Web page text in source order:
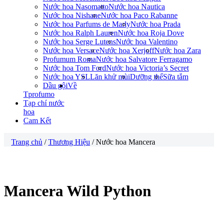
Nước hoa NasomattoNước hoa Nautica
Nước hoa NishaneNước hoa Paco Rabanne
Nước hoa Parfums de MarlyNước hoa Prada
Nước hoa Ralph LaurenNước hoa Roja Dove
Nước hoa Serge LutensNước hoa Valentino
Nước hoa VersaceNước hoa XerjoffNước hoa Zara
Profumum RomaNước hoa Salvatore Ferragamo
Nước hoa Tom FordNước hoa Victoria’s Secret
Nước hoa YSLLăn khử mùiDưỡng thểSữa tắm
Dầu gộiVề
Tprofumo
Tạp chí nước
hoa
Cam Kết
Trang chủ /Thương Hiệu / Nước hoa Mancera
Mancera Wild Python